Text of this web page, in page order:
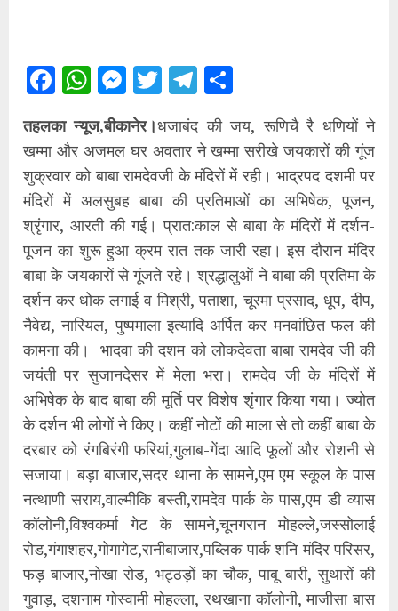
Facebook
WhatsApp
Messenger
TwitterTelegram
तहलका न्यूज,बीकानेर।धजाबंद की जय, रूणिचै रै धणियों ने
खम्मा और अजमल घर अवतार ने खम्मा सरीखे जयकारों की गूंज
शुक्रवार को बाबा रामदेवजी के मंदिरों में रही। भाद्रपद दशमी पर
मंदिरों में अलसुबह बाबा की प्रतिमाओं का अभिषेक, पूजन,
श्रृंगार, आरती की गई। प्रात:काल से बाबा के मंदिरों में दर्शन-
पूजन का शुरू हुआ क्रम रात तक जारी रहा। इस दौरान मंदिर
बाबा के जयकारों से गूंजते रहे। श्रद्धालुओं ने बाबा की प्रतिमा के
दर्शन कर धोक लगाई व मिश्री, पताशा, चूरमा प्रसाद, धूप, दीप,
नैवेद्य, नारियल, पुष्पमाला इत्यादि अर्पित कर मनवांछित फल की
कामना की। भादवा की दशम को लोकदेवता बाबा रामदेव जी की
जयंती पर सुजानदेसर में मेला भरा। रामदेव जी के मंदिरों में
अभिषेक के बाद बाबा की मूर्ति पर विशेष शृंगार किया गया। ज्योत
के दर्शन भी लोगों ने किए। कहीं नोटों की माला से तो कहीं बाबा के
दरबार को रंगबिरंगी फरियां,गुलाब-गेंदा आदि फूलों और रोशनी से
सजाया। बड़ा बाजार,सदर थाना के सामने,एम एम स्कूल के पास
नत्थाणी सराय,वाल्मीकि बस्ती,रामदेव पार्क के पास,एम डी व्यास
कॉलोनी,विश्वकर्मा गेट के सामने,चूनगरान मोहल्ले,जस्सोलाई
रोड,गंगाशहर,गोगागेट,रानीबाजार,पब्लिक पार्क शनि मंदिर परिसर,
फड़ बाजार,नोखा रोड, भट्ठड़ों का चौक, पाबू बारी, सुथारों की
गुवाड़, दशनाम गोस्वामी मोहल्ला, रथखाना कॉलोनी, माजीसा बास